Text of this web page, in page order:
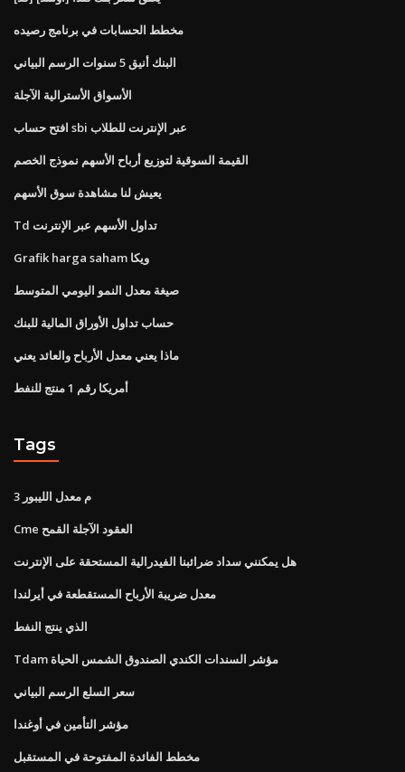
مخطط الحسابات في برنامج رصيده
البنك أنيق 5 سنوات الرسم البياني
الأسواق الأسترالية الآجلة
افتح حساب sbi عبر الإنترنت للطلاب
القيمة السوقية لتوزيع أرباح الأسهم نموذج الخصم
يعيش لنا مشاهدة سوق الأسهم
Td تداول الأسهم عبر الإنترنت
Grafik harga saham ويكا
صيغة معدل النمو اليومي المتوسط
حساب تداول الأوراق المالية للبنك
ماذا يعني معدل الأرباح والعائد يعني
أمريكا رقم 1 منتج للنفط
Tags
3 م معدل الليبور
Cme العقود الآجلة القمح
هل يمكنني سداد ضرائبنا الفيدرالية المستحقة على الإنترنت
معدل ضريبة الأرباح المستقطعة في أيرلندا
الذي ينتج النفط
Tdam مؤشر السندات الكندي الصندوق الشمس الحياة
سعر السلع الرسم البياني
مؤشر التأمين في أوغندا
مخطط الفائدة المفتوحة في المستقبل